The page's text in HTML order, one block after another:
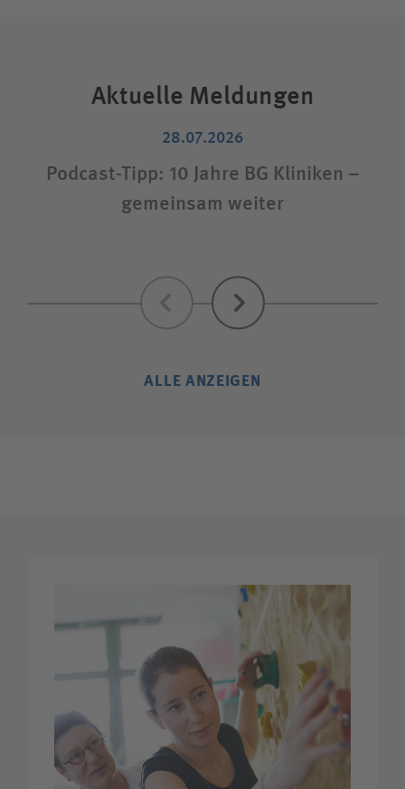
Aktuelle Meldungen
28.07.2026
Podcast-Tipp: 10 Jahre BG Kliniken –
gemeinsam weiter
Zurück Weiter
ALLE ANZEIGEN